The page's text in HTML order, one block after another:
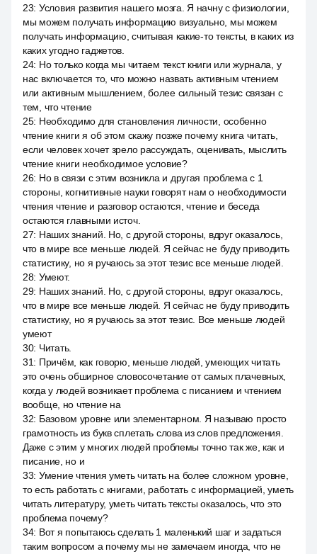
23: Условия развития нашего мозга. Я начну с физиологии,
мы можем получать информацию визуально, мы можем
получать информацию, считывая какие-то тексты, в каких из
каких угодно гаджетов.
24: Но только когда мы читаем текст книги или журнала, у
нас включается то, что можно назвать активным чтением
или активным мышлением, более сильный тезис связан с
тем, что чтение
25: Необходимо для становления личности, особенно
чтение книги я об этом скажу позже почему книга читать,
если человек хочет зрело рассуждать, оценивать, мыслить
чтение книги необходимое условие?
26: Но в связи с этим возникла и другая проблема с 1
стороны, когнитивные науки говорят нам о необходимости
чтения чтение и разговор остаются, чтение и беседа
остаются главными источ.
27: Наших знаний. Но, с другой стороны, вдруг оказалось,
что в мире все меньше людей. Я сейчас не буду приводить
статистику, но я ручаюсь за этот тезис все меньше людей.
28: Умеют.
29: Наших знаний. Но, с другой стороны, вдруг оказалось,
что в мире все меньше людей. Я сейчас не буду приводить
статистику, но я ручаюсь за этот тезис. Все меньше людей
умеют
30: Читать.
31: Причём, как говорю, меньше людей, умеющих читать
это очень обширное словосочетание от самых плачевных,
когда у людей возникает проблема с писанием и чтением
вообще, но чтение на
32: Базовом уровне или элементарном. Я называю просто
грамотность из букв сплетать слова из слов предложения.
Даже с этим у многих людей проблемы точно так же, как и
писание, но и
33: Умение чтения уметь читать на более сложном уровне,
то есть работать с книгами, работать с информацией, уметь
читать литературу, уметь читать тексты оказалось, что это
проблема почему?
34: Вот я попытаюсь сделать 1 маленький шаг и задаться
таким вопросом а почему мы не замечаем иногда, что не